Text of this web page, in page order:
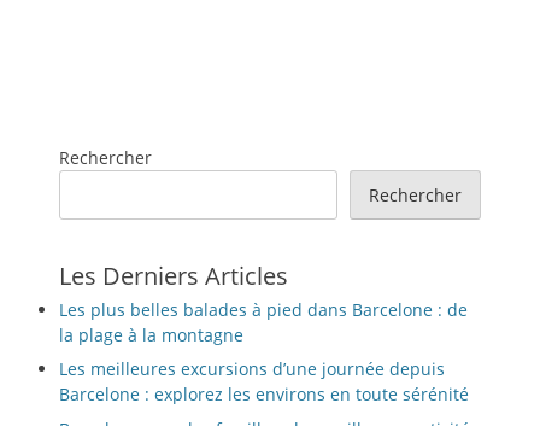
Rechercher
Rechercher
Les Derniers Articles
Les plus belles balades à pied dans Barcelone : de
la plage à la montagne
Les meilleures excursions d’une journée depuis
Barcelone : explorez les environs en toute sérénité